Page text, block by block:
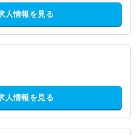
人情報を見る
人情報を見る